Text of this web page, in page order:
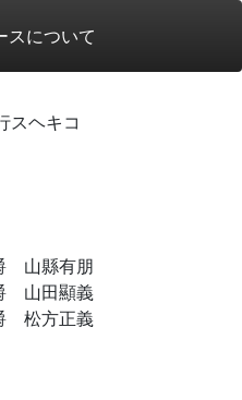
スについて
スヘキコ
山縣有朋
山田顯義
松方正義